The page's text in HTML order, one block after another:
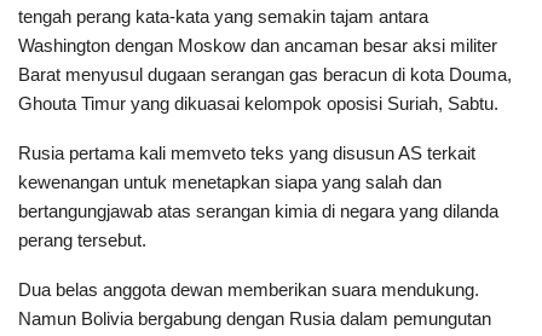
tengah perang kata-kata yang semakin tajam antara
Washington dengan Moskow dan ancaman besar aksi militer
Barat menyusul dugaan serangan gas beracun di kota Douma,
Ghouta Timur yang dikuasai kelompok oposisi Suriah, Sabtu.
Rusia pertama kali memveto teks yang disusun AS terkait
kewenangan untuk menetapkan siapa yang salah dan
bertangungjawab atas serangan kimia di negara yang dilanda
perang tersebut.
Dua belas anggota dewan memberikan suara mendukung.
Namun Bolivia bergabung dengan Rusia dalam pemungutan